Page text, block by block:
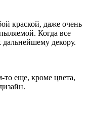
краской, даже очень
Когда все
декору.
то еще, кроме цвета,